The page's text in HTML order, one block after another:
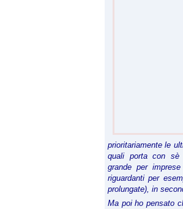
prioritariamente le
quali porta con sè
grande per
riguardanti per
prolungate), in
Ma poi ho pensato